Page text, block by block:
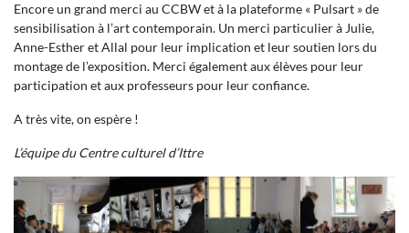
Encore un grand merci au CCBW et à la plateforme « Pulsart » de
sensibilisation à l’art contemporain. Un merci particulier à Julie,
Anne-Esther et Allal pour leur implication et leur soutien lors du
montage de l’exposition. Merci également aux élèves pour leur
participation et aux professeurs pour leur confiance.
A très vite, on espère !
L’équipe du Centre culturel d’Ittre